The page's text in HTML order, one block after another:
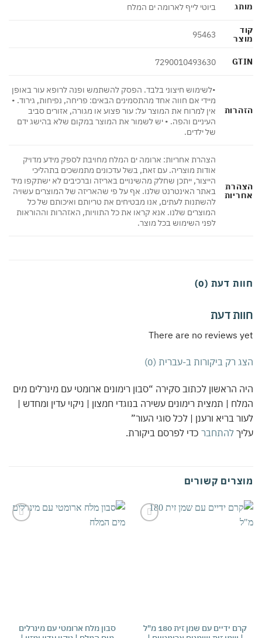
ביוטי לייף לארומה ים המלח
95463
7290010493630
•לשימוש חיצוני בלבד. הפסק להשתמש ופנה לרופא עור באופן
מיידי אם חווה אחד מהתסמינים הבאים: פריחה, נפיחות, גירוד. •
אין למרוח את המוצר על: עור פצוע או מגורה, אזורים סביב
העיניים והפה. • יש לשמור את המוצר במקום שלא בהישג ידם
של ילדים.
הצהרת אחריות: ארומה ים המלח מחויבת לספק מידע מדויק
אודות מוצריה. עם זאת, בשל עדכונים מתמשכים בתהליכי
הייצור, ייתכן שחלק מהשינויים באריזה וברכיבים לא ישתקפו מיד
באתר האינטרנט שלנו. אף על פי שהאריזה של המוצרים עשויה
להשתנות לעתים, אנו מבטיחים את טריותם ואיכותם של כל
המוצרים שלנו. אנא קראו את כל התוויות, האזהרות וההוראות
לפני השימוש בכל מוצר.
דעת (0)
דעת
There are no reviews
רק ביקורות ב-עברית (0)
הראשון לכתוב סקירה “סבון רימונים ארומטי עם מינרלים מים
| תמצית רימונים עשירה בנוגדי חמצון | ניקוי עדין ומחדש |
בריא ורענן | לכל סוגי העור”
להתחברכדי לפרסם ביקורת.
קשורים
קרם ידיים עם שמן זית 180 מ"ל
סבון מלח ארומטי עם מינרלים